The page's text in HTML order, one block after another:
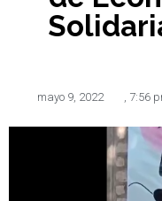
mayo 9, 2022 7:56